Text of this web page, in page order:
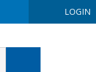
LOGIN